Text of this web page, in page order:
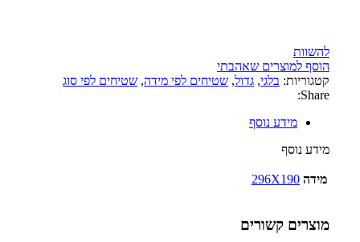
להשוות
הוסף למוצרים שאהבתי
קטגוריות: בלגי, גדול, שטיחים לפי מידה, שטיחים לפי סוג
Share:
מידע נוסף
מידע נוסף
מידה 296X190
מוצרים קשורים